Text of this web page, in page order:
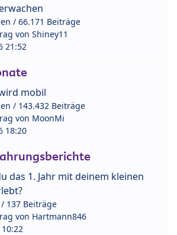
/ 66.171 Beiträge
von Shiney11
21:52
mobil
/ 143.432 Beiträge
von MoonMi
18:20
das 1. Jahr mit deinem kleinen
137 Beiträge
von Hartmann846